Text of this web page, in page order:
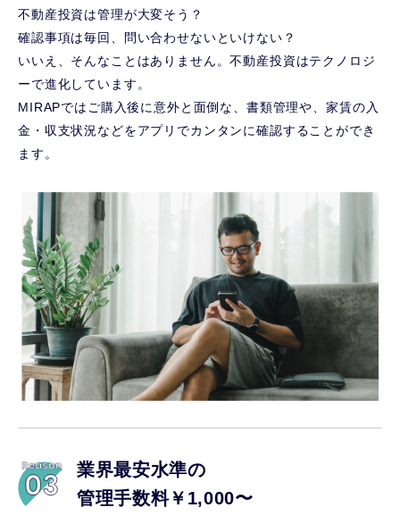
不動産投資は管理が大変そう？
確認事項は毎回、問い合わせないといけない？
いいえ、そんなことはありません。不動産投資はテクノロジ
ーで進化しています。
MIRAPではご購入後に意外と面倒な、書類管理や、家賃の入
金・収支状況などをアプリでカンタンに確認することができ
ます。
業界最安水準の
管理手数料￥1,000〜